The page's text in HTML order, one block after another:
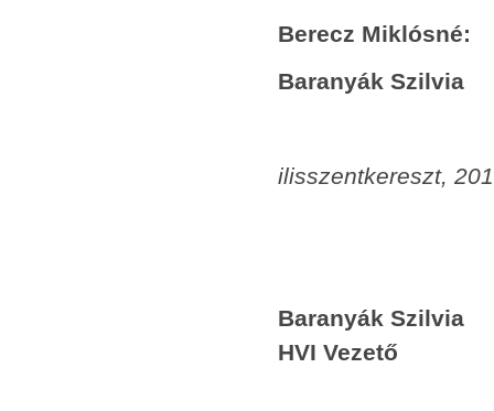
Berecz Miklósné:
Baranyák Szilvia
ilisszentkereszt,
Baranyák Szilvia
HVI Vezető